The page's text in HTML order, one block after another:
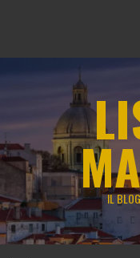
IL